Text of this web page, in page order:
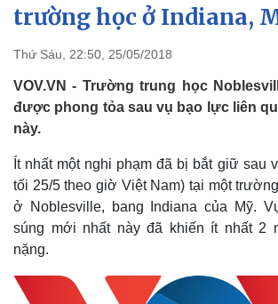
Đảng
Tổ chức nhân sự
Nhận diện sự thật
Dự báo
Việc làm
Biển đảo
trường học ở Indiana,
Thứ Sáu, 22:50, 25/05/2018
VOV.VN - Trường trung học
được phong tỏa sau vụ bạo lực liên
này.
Ít nhất một nghi phạm đã bị bắt giữ sau
tối 25/5 theo giờ Việt Nam) tại một
ở Noblesville, bang Indiana của Mỹ.
súng mới nhất này đã khiến ít nhất 2
nặng.